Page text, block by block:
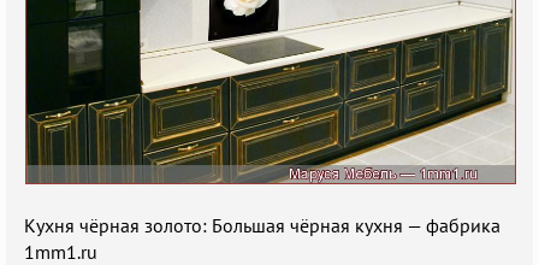
Кухня чёрная золото: Большая чёрная кухня — фабрика
1mm1.ru